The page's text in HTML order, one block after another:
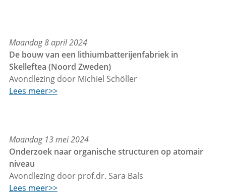
Maandag 8 april 2024
De bouw van een lithiumbatterijenfabriek in
Skelleftea (Noord Zweden)
Avondlezing door Michiel Schöller
Lees meer>>
Maandag 13 mei 2024
Onderzoek naar organische structuren op atomair
niveau
Avondlezing door prof.dr. Sara Bals
Lees meer>>